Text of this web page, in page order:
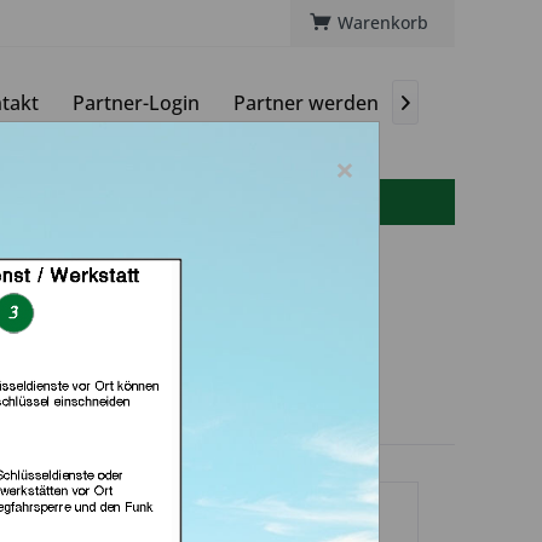
Warenkorb
Partner-Login Partner werden 
bei Meister Grüner
×